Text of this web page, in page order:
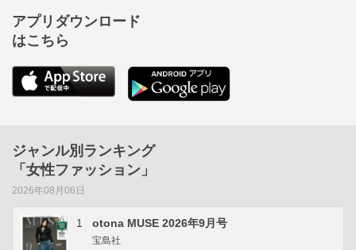
アプリダウンロード
はこちら
ジャンル別ランキング
「女性ファッション」
2026年08月06日
1 otona MUSE 2026年9月号
宝島社